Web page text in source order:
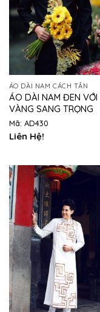
ÁO DÀI NAM CÁCH TÂN
ÁO DÀI NAM ĐEN VỚI
VÀNG SANG TRỌNG
Mã: AD430
Liên Hệ!